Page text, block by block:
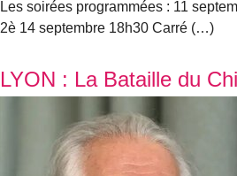
Les soirées programmées : 11
2è 14 septembre 18h30 Carré (…)
LYON : La Bataille du